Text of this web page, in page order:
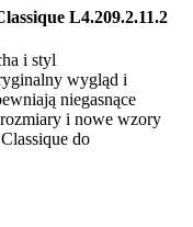
L4.209.2.11.2
i styl
wygląd i
niegasnące
i nowe wzory
do